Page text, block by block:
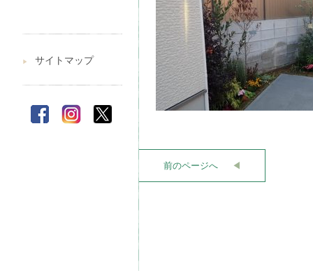
▶︎ サイトマップ
前のページへ ◀︎